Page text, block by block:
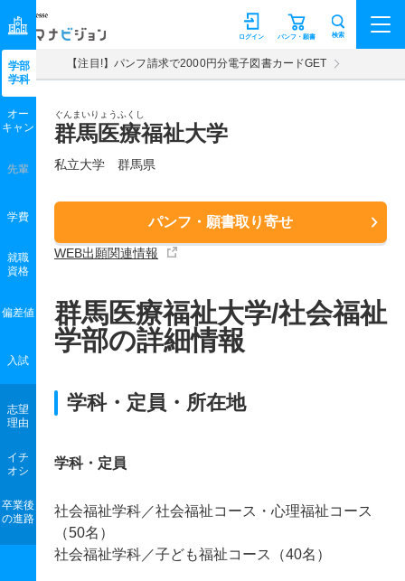
マナビジョン パンフ・願書
ログイン 検索
【注目!】パンフ請求で2000円分電子図書カードGET
ぐんまいりょうふくし
群馬医療福祉大学
私立大学 群馬県
パンフ・願書取り寄せ
WEB出願関連情報
学部
学科
オー
キャン
先輩
学費
就職
資格
偏差値
入試
志望
理由
イチ
オシ
卒業後
の進路
群馬医療福祉大学/社会福祉
学部の詳細情報
学科・定員・所在地
学科・定員
社会福祉学科／社会福祉コース・心理福祉コース
（50名）
社会福祉学科／子ども福祉コース（40名）